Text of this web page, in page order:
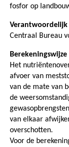
fosfor op
Centraal Bureau
Berekeningswijze
Het
afvoer van
van de mate van
de
van elkaar
overschotten.
Voor de